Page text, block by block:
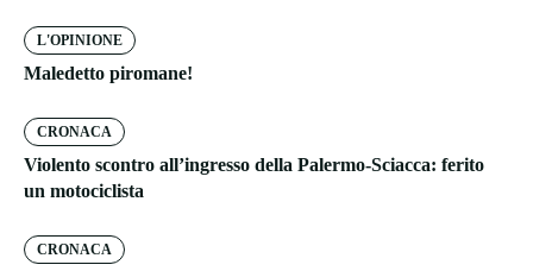
L'OPINIONE
Maledetto piromane!
CRONACA
Violento scontro all’ingresso della Palermo-Sciacca: ferito
un motociclista
CRONACA